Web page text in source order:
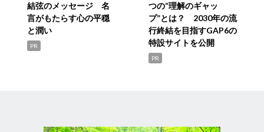
結弦のメッセージ 名
言がもたらす心の平穏
と潤い
PR
つの“理解のギャッ
プ”とは？ 2030年の流
行終結を目指すGAP6の
特設サイトを公開
PR